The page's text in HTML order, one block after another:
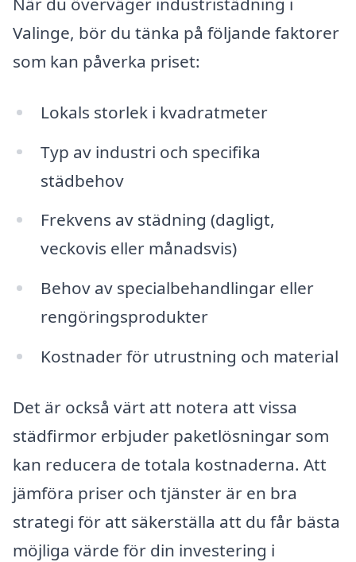
Valinge, bör du tänka på följande faktorer
som kan påverka priset:
Lokals storlek i kvadratmeter
Typ av industri och specifika
städbehov
Frekvens av städning (dagligt,
veckovis eller månadsvis)
Behov av specialbehandlingar eller
rengöringsprodukter
Kostnader för utrustning och material
Det är också värt att notera att vissa
städfirmor erbjuder paketlösningar som
kan reducera de totala kostnaderna. Att
jämföra priser och tjänster är en bra
strategi för att säkerställa att du får bästa
möjliga värde för din investering i